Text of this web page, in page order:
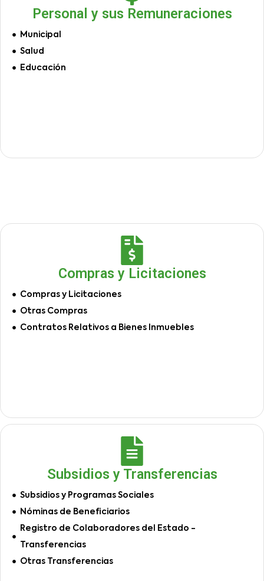
Personal y sus Remuneraciones
Municipal
Salud
Educación
Compras y Licitaciones
Compras y Licitaciones
Otras Compras
Contratos Relativos a Bienes Inmuebles
Subsidios y Transferencias
Subsidios y Programas Sociales
Nóminas de Beneficiarios
Registro de Colaboradores del Estado -
Transferencias
Otras Transferencias